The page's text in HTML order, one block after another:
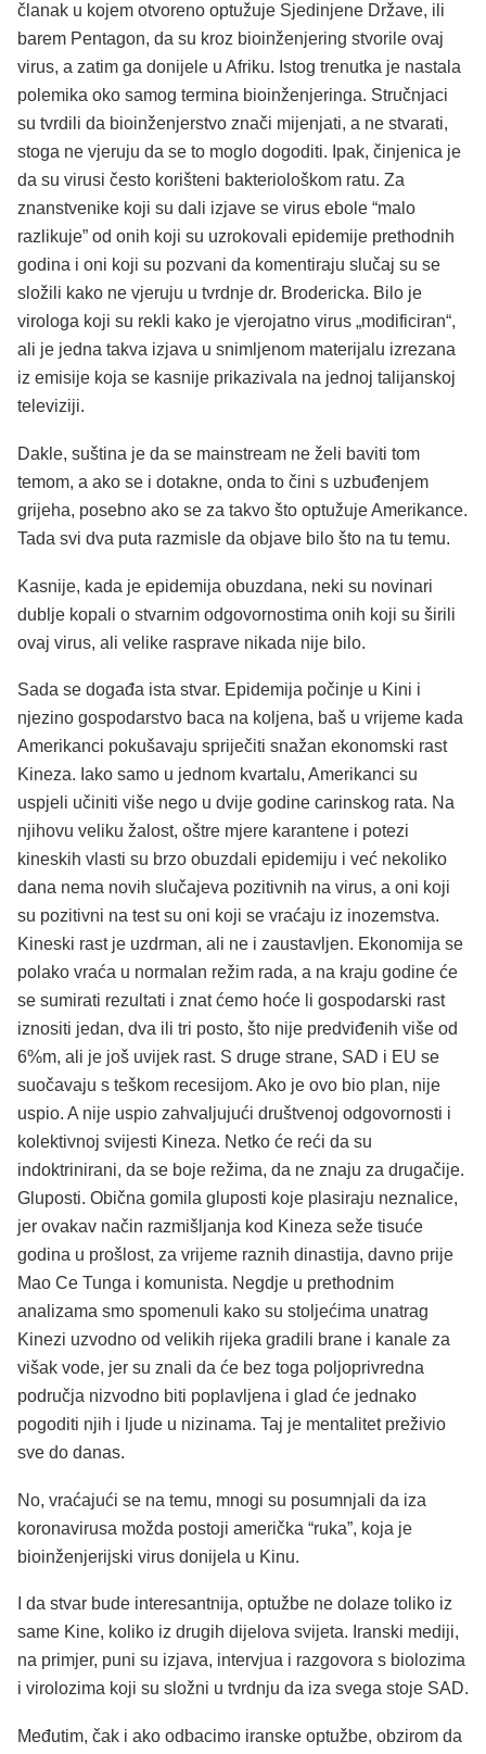
članak u kojem otvoreno optužuje Sjedinjene Države, ili
barem Pentagon, da su kroz bioinženjering stvorile ovaj
virus, a zatim ga donijele u Afriku. Istog trenutka je nastala
polemika oko samog termina bioinženjeringa. Stručnjaci
su tvrdili da bioinženjerstvo znači mijenjati, a ne stvarati,
stoga ne vjeruju da se to moglo dogoditi. Ipak, činjenica je
da su virusi često korišteni bakteriološkom ratu. Za
znanstvenike koji su dali izjave se virus ebole “malo
razlikuje” od onih koji su uzrokovali epidemije prethodnih
godina i oni koji su pozvani da komentiraju slučaj su se
složili kako ne vjeruju u tvrdnje dr. Brodericka. Bilo je
virologa koji su rekli kako je vjerojatno virus „modificiran“,
ali je jedna takva izjava u snimljenom materijalu izrezana
iz emisije koja se kasnije prikazivala na jednoj talijanskoj
televiziji.
Dakle, suština je da se mainstream ne želi baviti tom
temom, a ako se i dotakne, onda to čini s uzbuđenjem
grijeha, posebno ako se za takvo što optužuje Amerikance.
Tada svi dva puta razmisle da objave bilo što na tu temu.
Kasnije, kada je epidemija obuzdana, neki su novinari
dublje kopali o stvarnim odgovornostima onih koji su širili
ovaj virus, ali velike rasprave nikada nije bilo.
Sada se događa ista stvar. Epidemija počinje u Kini i
njezino gospodarstvo baca na koljena, baš u vrijeme kada
Amerikanci pokušavaju spriječiti snažan ekonomski rast
Kineza. Iako samo u jednom kvartalu, Amerikanci su
uspjeli učiniti više nego u dvije godine carinskog rata. Na
njihovu veliku žalost, oštre mjere karantene i potezi
kineskih vlasti su brzo obuzdali epidemiju i već nekoliko
dana nema novih slučajeva pozitivnih na virus, a oni koji
su pozitivni na test su oni koji se vraćaju iz inozemstva.
Kineski rast je uzdrman, ali ne i zaustavljen. Ekonomija se
polako vraća u normalan režim rada, a na kraju godine će
se sumirati rezultati i znat ćemo hoće li gospodarski rast
iznositi jedan, dva ili tri posto, što nije predviđenih više od
6%m, ali je još uvijek rast. S druge strane, SAD i EU se
suočavaju s teškom recesijom. Ako je ovo bio plan, nije
uspio. A nije uspio zahvaljujući društvenoj odgovornosti i
kolektivnoj svijesti Kineza. Netko će reći da su
indoktrinirani, da se boje režima, da ne znaju za drugačije.
Gluposti. Obična gomila gluposti koje plasiraju neznalice,
jer ovakav način razmišljanja kod Kineza seže tisuće
godina u prošlost, za vrijeme raznih dinastija, davno prije
Mao Ce Tunga i komunista. Negdje u prethodnim
analizama smo spomenuli kako su stoljećima unatrag
Kinezi uzvodno od velikih rijeka gradili brane i kanale za
višak vode, jer su znali da će bez toga poljoprivredna
područja nizvodno biti poplavljena i glad će jednako
pogoditi njih i ljude u nizinama. Taj je mentalitet preživio
sve do danas.
No, vraćajući se na temu, mnogi su posumnjali da iza
koronavirusa možda postoji američka “ruka”, koja je
bioinženjerijski virus donijela u Kinu.
I da stvar bude interesantnija, optužbe ne dolaze toliko iz
same Kine, koliko iz drugih dijelova svijeta. Iranski mediji,
na primjer, puni su izjava, intervjua i razgovora s biolozima
i virolozima koji su složni u tvrdnju da iza svega stoje SAD.
Međutim, čak i ako odbacimo iranske optužbe, obzirom da